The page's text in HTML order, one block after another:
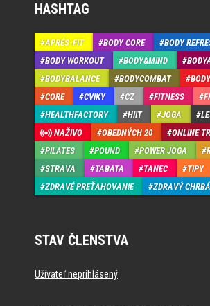
HASHTAG
APRÉS-FIT BODY CORE
BODY
BODY WORKOUT
BODY&MIND
BODYBALANCE
BODYCOMBAT
CORE
CVIKY CZ FITNESS
HEALTHFACTORY
HIIT JOGA
NAŽIVO
OBEDNÝCH 20
ONLINE
PILATES
POUND POWER JOGA
STRAVA
TABATA TANEC
TIPY
ZDRAVÉ PREŤAHOVANIE
ZDRAVÝ
STAV ČLENSTVA
Užívateľ neprihlásený